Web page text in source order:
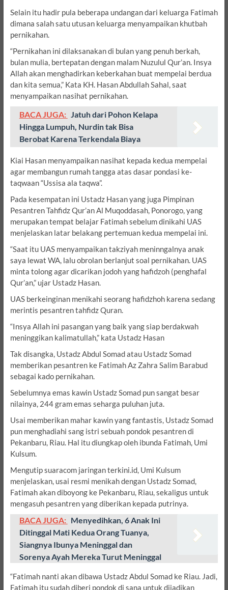
Selain itu hadir pula beberapa undangan dari keluarga Fatimah
dimana salah satu utusan keluarga menyampaikan khutbah
pernikahan.
“Pernikahan ini dilaksanakan di bulan yang penuh berkah,
bulan mulia, bertepatan dengan malam Nuzulul Qur’an. Insya
Allah akan menghadirkan keberkahan buat mempelai berdua
dan kita semua,” Kata KH. Hasan Abdullah Sahal, saat
menyampaikan nasihat pernikahan.
BACA JUGA: Jatuh dari Pohon Kelapa
Hingga Lumpuh, Nurdin tak Bisa
Berobat Karena Terkendala Biaya
Kiai Hasan menyampaikan nasihat kepada kedua mempelai
agar membangun rumah tangga atas dasar pondasi ke-
taqwaan “Ussisa ala taqwa”.
Pada kesempatan ini Ustadz Hasan yang juga Pimpinan
Pesantren Tahfidz Qur’an Al Muqoddasah, Ponorogo, yang
merupakan tempat belajar Fatimah sebelum dinikahi UAS
menjelaskan latar belakang pertemuan kedua mempelai ini.
“Saat itu UAS menyampaikan takziyah meninngalnya anak
saya lewat WA, lalu obrolan berlanjut soal pernikahan. UAS
minta tolong agar dicarikan jodoh yang hafidzoh (penghafal
Qur’an,” ujar Ustadz Hasan.
UAS berkeinginan menikahi seorang hafidzhoh karena sedang
merintis pesantren tahfidz Quran.
“Insya Allah ini pasangan yang baik yang siap berdakwah
meninggikan kalimatullah,” kata Ustadz Hasan
Tak disangka, Ustadz Abdul Somad atau Ustadz Somad
memberikan pesantren ke Fatimah Az Zahra Salim Barabud
sebagai kado pernikahan.
Sebelumnya emas kawin Ustadz Somad pun sangat besar
nilainya, 244 gram emas seharga puluhan juta.
Usai memberikan mahar kawin yang fantastis, Ustadz Somad
pun menghadiahi sang istri sebuah pondok pesantren di
Pekanbaru, Riau. Hal itu diungkap oleh ibunda Fatimah, Umi
Kulsum.
Mengutip suaracom jaringan terkini.id, Umi Kulsum
menjelaskan, usai resmi menikah dengan Ustadz Somad,
Fatimah akan diboyong ke Pekanbaru, Riau, sekaligus untuk
mengasuh pesantren yang diberikan kepada putrinya.
BACA JUGA: Menyedihkan, 6 Anak Ini
Ditinggal Mati Kedua Orang Tuanya,
Siangnya Ibunya Meninggal dan
Sorenya Ayah Mereka Turut Meninggal
“Fatimah nanti akan dibawa Ustadz Abdul Somad ke Riau. Jadi,
Fatimah itu sudah diberi pondok di sana untuk dijadikan